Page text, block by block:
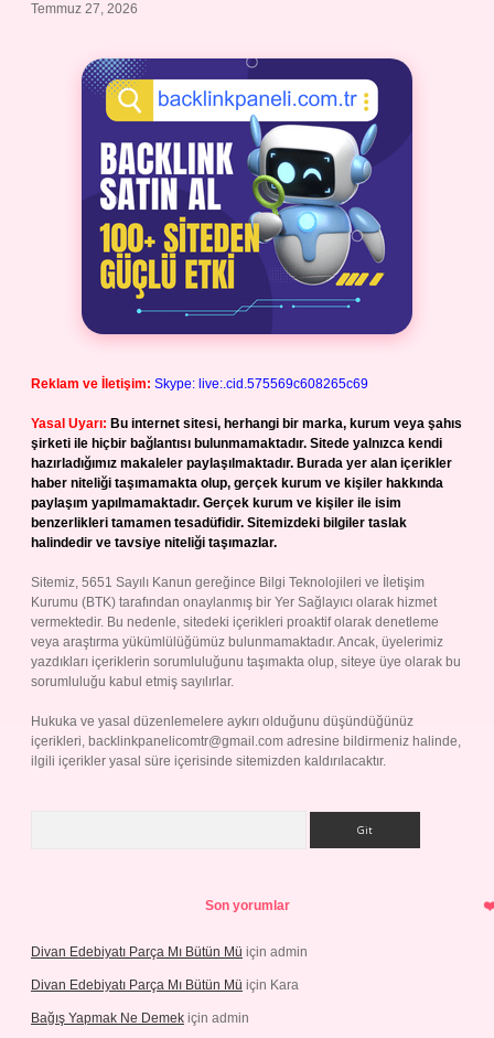
Temmuz 27, 2026
Reklam ve İletişim: Skype: live:.cid.575569c608265c69
Yasal Uyarı: Bu internet sitesi, herhangi bir marka, kurum veya şahıs
şirketi ile hiçbir bağlantısı bulunmamaktadır. Sitede yalnızca kendi
hazırladığımız makaleler paylaşılmaktadır. Burada yer alan içerikler
haber niteliği taşımamakta olup, gerçek kurum ve kişiler hakkında
paylaşım yapılmamaktadır. Gerçek kurum ve kişiler ile isim
benzerlikleri tamamen tesadüfidir. Sitemizdeki bilgiler taslak
halindedir ve tavsiye niteliği taşımazlar.
Sitemiz, 5651 Sayılı Kanun gereğince Bilgi Teknolojileri ve İletişim
Kurumu (BTK) tarafından onaylanmış bir Yer Sağlayıcı olarak hizmet
vermektedir. Bu nedenle, sitedeki içerikleri proaktif olarak denetleme
veya araştırma yükümlülüğümüz bulunmamaktadır. Ancak, üyelerimiz
yazdıkları içeriklerin sorumluluğunu taşımakta olup, siteye üye olarak bu
sorumluluğu kabul etmiş sayılırlar.
Hukuka ve yasal düzenlemelere aykırı olduğunu düşündüğünüz
içerikleri, backlinkpanelicomtr@gmail.com adresine bildirmeniz halinde,
ilgili içerikler yasal süre içerisinde sitemizden kaldırılacaktır.
Son yorumlar
Divan Edebiyatı Parça Mı Bütün Mü için admin
Divan Edebiyatı Parça Mı Bütün Mü için Kara
Bağış Yapmak Ne Demek için admin